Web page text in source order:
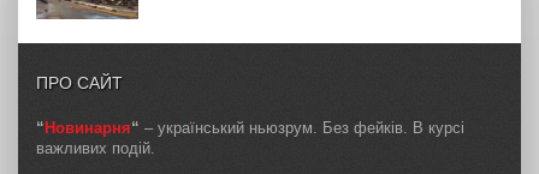
ПРО САЙТ
“ Новинарня“ – український ньюзрум. Без фейків. В курсі
важливих подій.